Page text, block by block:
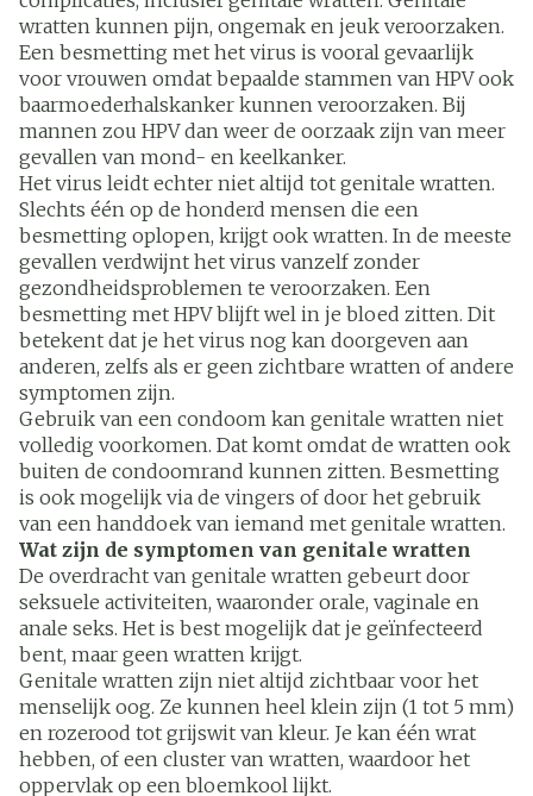
wratten kunnen pijn, ongemak en jeuk veroorzaken.
Een besmetting met het virus is vooral gevaarlijk
voor vrouwen omdat bepaalde stammen van HPV ook
baarmoederhalskanker kunnen veroorzaken. Bij
mannen zou HPV dan weer de oorzaak zijn van meer
gevallen van mond- en keelkanker.
Het virus leidt echter niet altijd tot genitale wratten.
Slechts één op de honderd mensen die een
besmetting oplopen, krijgt ook wratten. In de meeste
gevallen verdwijnt het virus vanzelf zonder
gezondheidsproblemen te veroorzaken. Een
besmetting met HPV blijft wel in je bloed zitten. Dit
betekent dat je het virus nog kan doorgeven aan
anderen, zelfs als er geen zichtbare wratten of andere
symptomen zijn.
Gebruik van een condoom kan genitale wratten niet
volledig voorkomen. Dat komt omdat de wratten ook
buiten de condoomrand kunnen zitten. Besmetting
is ook mogelijk via de vingers of door het gebruik
van een handdoek van iemand met genitale wratten.
Wat zijn de symptomen van genitale wratten
De overdracht van genitale wratten gebeurt door
seksuele activiteiten, waaronder orale, vaginale en
anale seks. Het is best mogelijk dat je geïnfecteerd
bent, maar geen wratten krijgt.
Genitale wratten zijn niet altijd zichtbaar voor het
menselijk oog. Ze kunnen heel klein zijn (1 tot 5 mm)
en rozerood tot grijswit van kleur. Je kan één wrat
hebben, of een cluster van wratten, waardoor het
oppervlak op een bloemkool lijkt.